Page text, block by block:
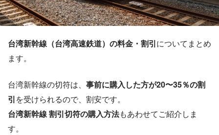
台湾新幹線（台湾高速鉄道）の料金・割引についてまとめ
ます。
台湾新幹線の切符は、 事前に購入した方が20〜35％の割
引を受けられるので、割安です。
台湾新幹線 割引切符の購入方法もあわせてご紹介しま
す。